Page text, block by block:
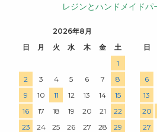
レジンとハンドメイド
2026年8月
日
月 火 水 木 金
土
1
2
3 4 5 6 7
8
9
10 11 12 13 14
15
16
17 18 19 20 21
22
23
24 25 26 27 28
29
日
6
13
20
27